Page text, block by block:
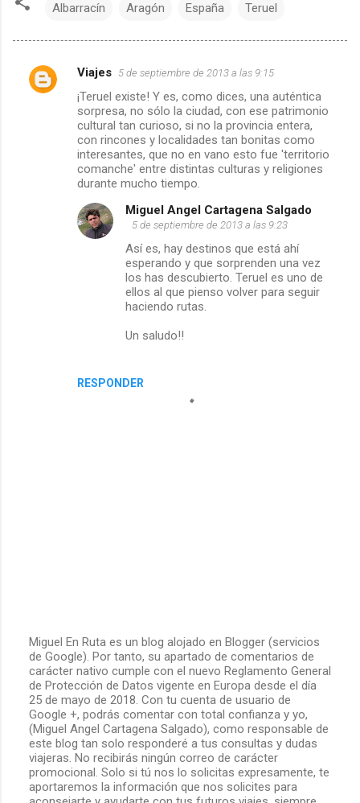
Albarracín Aragón España Teruel
C
Viajes 5 de septiembre de 2013 a las 9:15
¡Teruel existe! Y es, como dices, una auténtica
sorpresa, no sólo la ciudad, con ese patrimonio
cultural tan curioso, si no la provincia entera,
con rincones y localidades tan bonitas como
interesantes, que no en vano esto fue 'territorio
comanche' entre distintas culturas y religiones
durante mucho tiempo.
RESPONDER
Miguel Angel Cartagena Salgado
5 de septiembre de 2013 a las 9:23
Así es, hay destinos que está ahí
esperando y que sorprenden una vez
los has descubierto. Teruel es uno de
ellos al que pienso volver para seguir
haciendo rutas.
Un saludo!!
P
u
b
l
i
c
a
r
u
n
Miguel En Ruta es un blog alojado en Blogger (servicios
de Google). Por tanto, su apartado de comentarios de
carácter nativo cumple con el nuevo Reglamento General
de Protección de Datos vigente en Europa desde el día
25 de mayo de 2018. Con tu cuenta de usuario de
Google +, podrás comentar con total confianza y yo,
(Miguel Angel Cartagena Salgado), como responsable de
este blog tan solo responderé a tus consultas y dudas
viajeras. No recibirás ningún correo de carácter
promocional. Solo si tú nos lo solicitas expresamente, te
aportaremos la información que nos solicites para